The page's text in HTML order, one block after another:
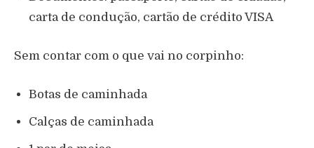
carta de condução, cartão de crédito VISA
Sem contar com o que vai no corpinho:
Botas de caminhada
Calças de caminhada